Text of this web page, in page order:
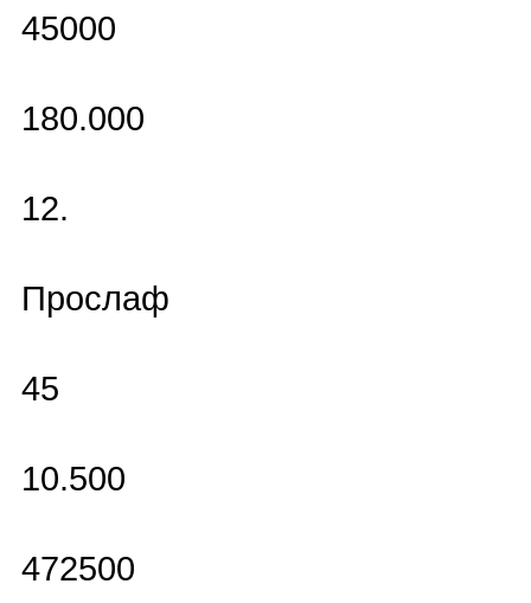
45000
180.000
12.
Прослаф
45
10.500
472500